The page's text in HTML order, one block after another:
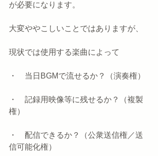
が必要になります。
大変ややこしいことではありますが、
現状では使用する楽曲によって
・　当日BGMで流せるか？（演奏権）
・　記録用映像等に残せるか？（複製
権）
・　配信できるか？（公衆送信権／送
信可能化権）